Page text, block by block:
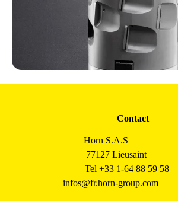
Contact
Horn S.A.S
77127 Lieusaint
Tel +33 1-64 88 59 58
infos@fr.horn-group.com